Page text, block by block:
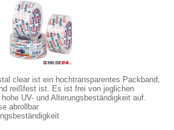
clear ist ein hochtransparentes Packband,
reißfest ist. Es ist frei von jeglichen
UV- und Alterungsbeständigkeit auf.
abrollbar